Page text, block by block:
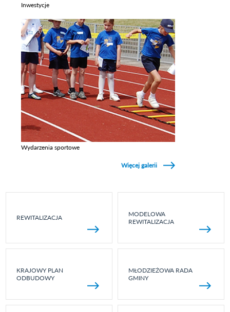
Inwestycje
Wydarzenia sportowe
Więcej galerii
REWITALIZACJA
MODELOWA
REWITALIZACJA
KRAJOWY PLAN
ODBUDOWY
MŁODZIEŻOWA RADA
GMINY